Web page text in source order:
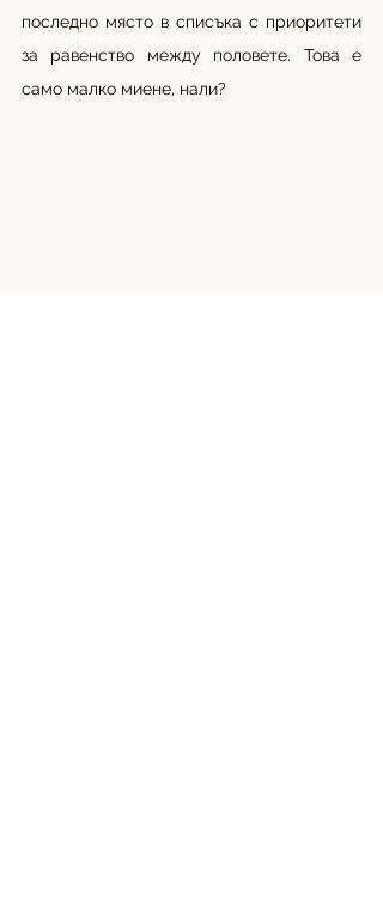
последно място в списъка с приоритети
за равенство между половете. Това е
само малко миене, нали?